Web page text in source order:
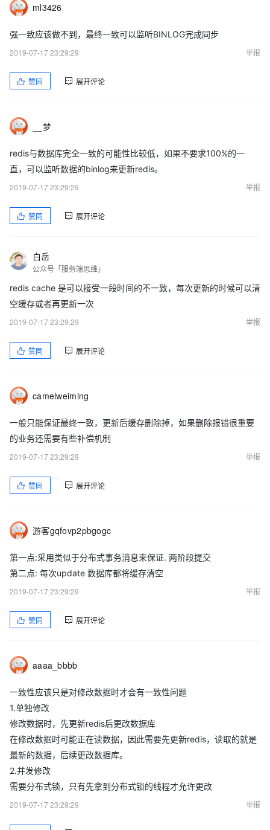
ml3426
强一致应该做不到，最终一致可以监听BINLOG完成同步
2019-07-17 23:29:29
举报
赞同 展开评论
__梦
redis与数据库完全一致的可能性比较低，如果不要求100%的一
直，可以监听数据的binlog来更新redis。
2019-07-17 23:29:29
举报
赞同 展开评论
白岳
公众号「服务端思维」
redis cache 是可以接受一段时间的不一致，每次更新的时候可以清
空缓存或者再更新一次
2019-07-17 23:29:29
举报
赞同 展开评论
camelweiming
一般只能保证最终一致，更新后缓存删除掉，如果删除报错很重要
的业务还需要有些补偿机制
2019-07-17 23:29:29
举报
赞同 展开评论
游客gqfovp2pbgogc
第一点:采用类似于分布式事务消息来保证. 两阶段提交
第二点: 每次update 数据库都将缓存清空
2019-07-17 23:29:29
举报
赞同 展开评论
aaaa_bbbb
一致性应该只是对修改数据时才会有一致性问题
1.单独修改
修改数据时，先更新redis后更改数据库
在修改数据时可能正在读数据，因此需要先更新redis，读取的就是
最新的数据，后续更改数据库。
2.并发修改
需要分布式锁，只有先拿到分布式锁的线程才允许更改
2019-07-17 23:29:29
举报